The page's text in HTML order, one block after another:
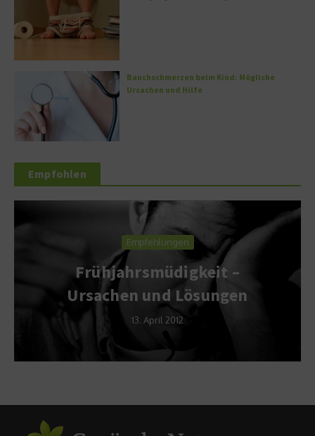
Bauchschmerzen beim Kind: Mögliche
Ursachen und Hilfe
Empfohlen
Forschung & Aufklärung
Wie Farbe den
beeinflusst
2. Juli 2013